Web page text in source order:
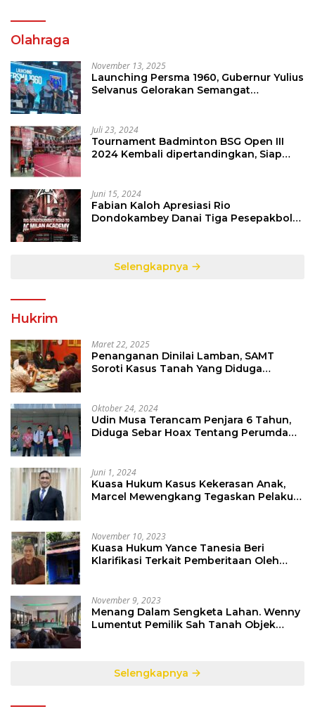
Olahraga
November 13, 2025
Launching Persma 1960, Gubernur Yulius
Selvanus Gelorakan Semangat
Juli 23, 2024
Tournament Badminton BSG Open III
2024 Kembali dipertandingkan, Siap
Juni 15, 2024
Fabian Kaloh Apresiasi Rio
Dondokambey Danai Tiga Pesepakbola
Selengkapnya
Hukrim
Maret 22, 2025
Penanganan Dinilai Lamban, SAMT
Soroti Kasus Tanah Yang Diduga
Oktober 24, 2024
Udin Musa Terancam Penjara 6 Tahun,
Diduga Sebar Hoax Tentang Perumda
Juni 1, 2024
Kuasa Hukum Kasus Kekerasan Anak,
Marcel Mewengkang Tegaskan Pelaku
November 10, 2023
Kuasa Hukum Yance Tanesia Beri
Klarifikasi Terkait Pemberitaan Oleh
November 9, 2023
Menang Dalam Sengketa Lahan. Wenny
Lumentut Pemilik Sah Tanah Objek
Selengkapnya